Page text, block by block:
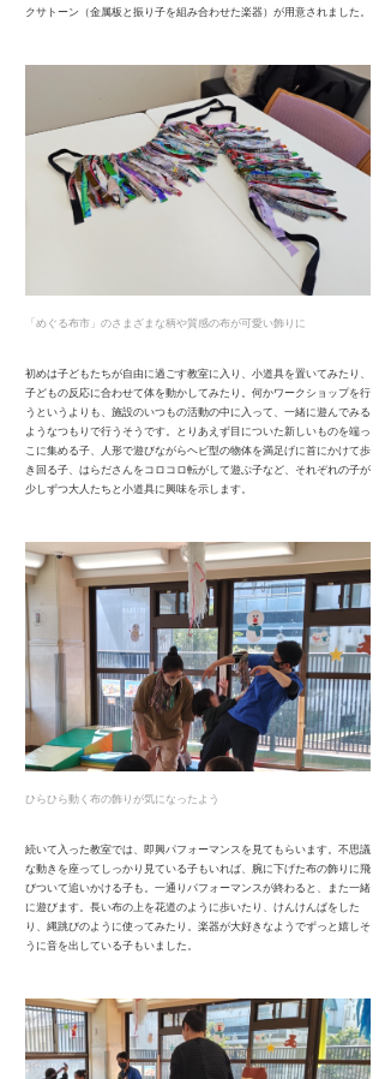
クサトーン（金属板と振り子を組み合わせた楽器）が用意されました。
「めぐる布市」のさまざまな柄や質感の布が可愛い飾りに
初めは子どもたちが自由に過ごす教室に入り、小道具を置いてみたり、
子どもの反応に合わせて体を動かしてみたり。何かワークショップを行
うというよりも、施設のいつもの活動の中に入って、一緒に遊んでみる
ようなつもりで行うそうです。とりあえず目についた新しいものを端っ
こに集める子、人形で遊びながらヘビ型の物体を満足げに首にかけて歩
き回る子、はらださんをコロコロ転がして遊ぶ子など、それぞれの子が
少しずつ大人たちと小道具に興味を示します。
ひらひら動く布の飾りが気になったよう
続いて入った教室では、即興パフォーマンスを見てもらいます。不思議
な動きを座ってしっかり見ている子もいれば、腕に下げた布の飾りに飛
びついて追いかける子も。一通りパフォーマンスが終わると、また一緒
に遊びます。長い布の上を花道のように歩いたり、けんけんぱをした
り、縄跳びのように使ってみたり。楽器が大好きなようでずっと嬉しそ
うに音を出している子もいました。